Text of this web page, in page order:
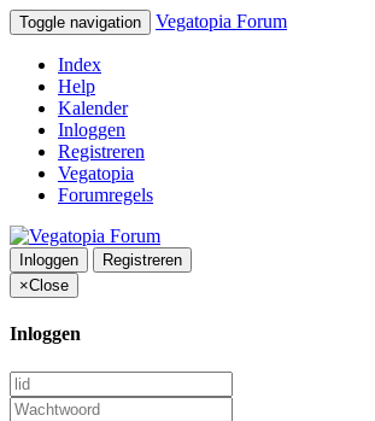
Toggle navigation Vegatopia Forum
Index
Help
Kalender
Inloggen
Registreren
Vegatopia
Forumregels
Inloggen
Registreren
×Close
Inloggen